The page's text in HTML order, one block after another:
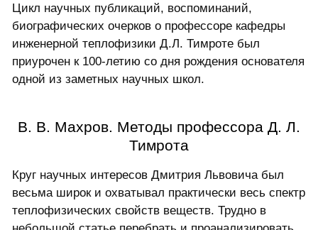
Цикл научных публикаций, воспоминаний,
биографических очерков о профессоре кафедры
инженерной теплофизики Д.Л. Тимроте был
приурочен к 100-летию со дня рождения основателя
одной из заметных научных школ.
В. В. Махров. Методы профессора Д. Л.
Тимрота
Круг научных интересов Дмитрия Львовича был
весьма широк и охватывал практически весь спектр
теплофизических свойств веществ. Трудно в